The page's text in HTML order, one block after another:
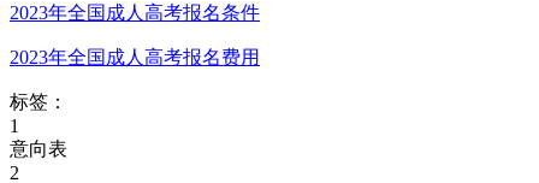
2023年全国成人高考报名条件
2023年全国成人高考报名费用
标签：
1
意向表
2